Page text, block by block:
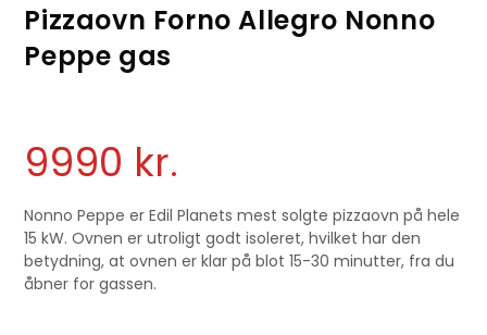
Pizzaovn Forno Allegro Nonno
Peppe gas
9990 kr.
Nonno Peppe er Edil Planets mest solgte pizzaovn på hele
15 kW. Ovnen er utroligt godt isoleret, hvilket har den
betydning, at ovnen er klar på blot 15-30 minutter, fra du
åbner for gassen.